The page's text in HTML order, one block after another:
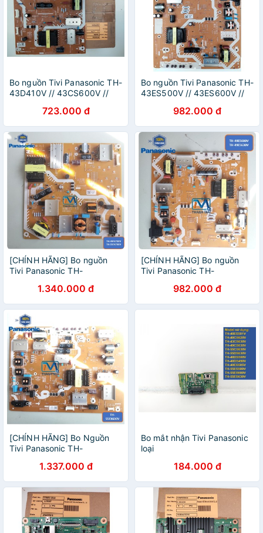
Bo nguồn Tivi Panasonic TH-
43D410V // 43CS600V //
43DS630V723.000 đ
Bo nguồn Tivi Panasonic TH-
43ES500V // 43ES600V //
982.000 đ
[CHÍNH HÃNG] Bo nguồn
Tivi Panasonic TH-
1.340.000 đ
[CHÍNH HÃNG] Bo nguồn
Tivi Panasonic TH-
982.000 đ
[CHÍNH HÃNG] Bo Nguồn
Tivi Panasonic TH-
1.337.000 đ
Bo mắt nhận Tivi Panasonic
loại
184.000 đ